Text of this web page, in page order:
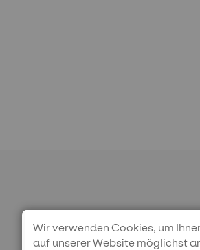
IHRE VORTEILE
Wir verwenden Cookies, um
auf unserer Website möglichst